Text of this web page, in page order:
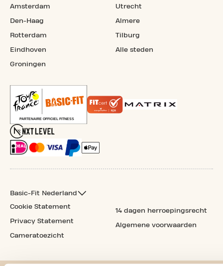
Amsterdam
Den-Haag
Rotterdam
Eindhoven
Groningen
Utrecht
Almere
Tilburg
Alle steden
Basic-Fit Nederland
Cookie Statement
Privacy Statement
Cameratoezicht
14 dagen herroepingsrecht
Algemene voorwaarden